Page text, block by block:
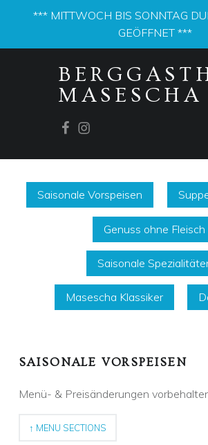
*** MITTWOCH BIS SONNTAG
GEÖFFNET ***
MASESCHA
PRIMARY MENU
Saisonale Vorspeisen
Genuss ohne Fleisch
Saisonale
Masescha Klassiker
SAISONALE VORSPEISEN
Menü- & Preisänderungen
↑ MENU SECTIONS